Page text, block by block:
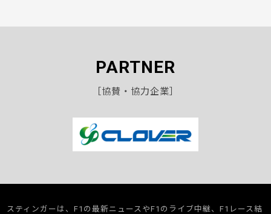
PARTNER
［協賛・協力企業］
スティンガーは、F1の最新ニュースやF1のライブ中継、F1レース結